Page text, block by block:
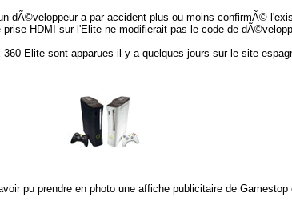
dÃ©veloppeur a par accident plus ou moins confirmÃ©
HDMI sur l'Elite ne modifierait pas le code de
Elite sont apparues il y a quelques jours sur le site
pu prendre en photo une affiche publicitaire de Gamestop